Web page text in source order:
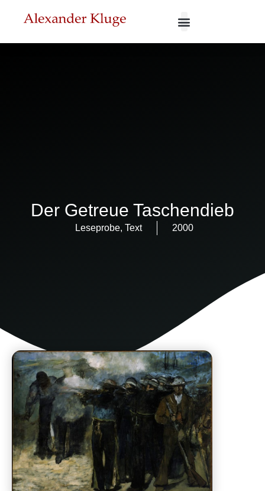
Der Getreue Taschendieb
Leseprobe, Text 2000